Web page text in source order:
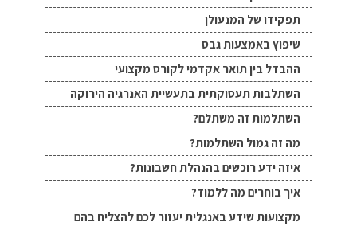
תפקידו של המנעולן
שיפוץ באמצעות גבס
ההבדל בין תואר אקדמי לקורס מקצועי
השתלבות תעסוקתית בתעשיית האנרגיה הירוקה
השתלמות זה משתלם?
מה זה גמול השתלמות?
איזה ידע רוכשים בהנהלת חשבונות?
איך בוחרים מה ללמוד?
מקצועות שידע באנגלית יעזור לכם להצליח בהם